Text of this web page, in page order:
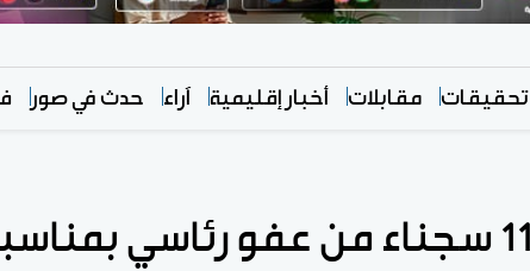
تحقيقات مقابلات أخبار إقليمية آراء حدث في صور
استفادة 110 سجناء من عفو رئاسي